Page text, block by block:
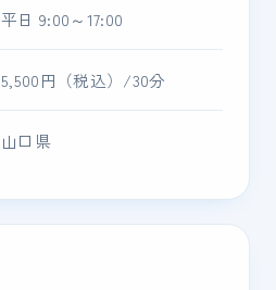
平日 9:00～17:00
5,500円（税込）/30分
山口県